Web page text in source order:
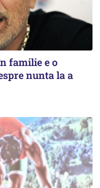
familie e o
nunta la a